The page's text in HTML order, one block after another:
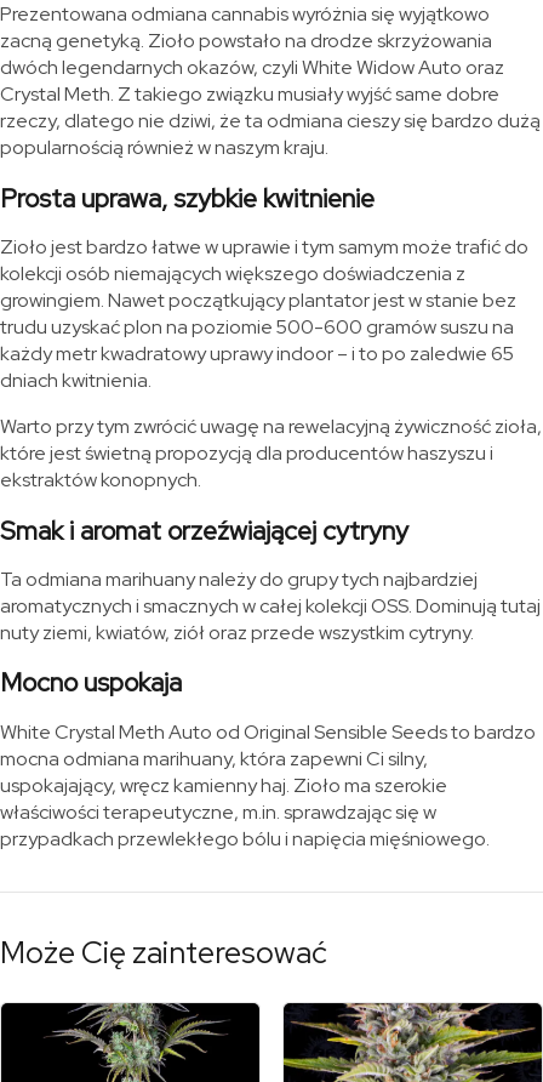
Prezentowana odmiana cannabis wyróżnia się wyjątkowo
zacną genetyką. Zioło powstało na drodze skrzyżowania
dwóch legendarnych okazów, czyli White Widow Auto oraz
Crystal Meth. Z takiego związku musiały wyjść same dobre
rzeczy, dlatego nie dziwi, że ta odmiana cieszy się bardzo dużą
popularnością również w naszym kraju.
Prosta uprawa, szybkie kwitnienie
Zioło jest bardzo łatwe w uprawie i tym samym może trafić do
kolekcji osób niemających większego doświadczenia z
growingiem. Nawet początkujący plantator jest w stanie bez
trudu uzyskać plon na poziomie 500-600 gramów suszu na
każdy metr kwadratowy uprawy indoor – i to po zaledwie 65
dniach kwitnienia.
Warto przy tym zwrócić uwagę na rewelacyjną żywiczność zioła,
które jest świetną propozycją dla producentów haszyszu i
ekstraktów konopnych.
Smak i aromat orzeźwiającej cytryny
Ta odmiana marihuany należy do grupy tych najbardziej
aromatycznych i smacznych w całej kolekcji OSS. Dominują tutaj
nuty ziemi, kwiatów, ziół oraz przede wszystkim cytryny.
Mocno uspokaja
White Crystal Meth Auto od Original Sensible Seeds to bardzo
mocna odmiana marihuany, która zapewni Ci silny,
uspokajający, wręcz kamienny haj. Zioło ma szerokie
właściwości terapeutyczne, m.in. sprawdzając się w
przypadkach przewlekłego bólu i napięcia mięśniowego.
Może Cię zainteresować